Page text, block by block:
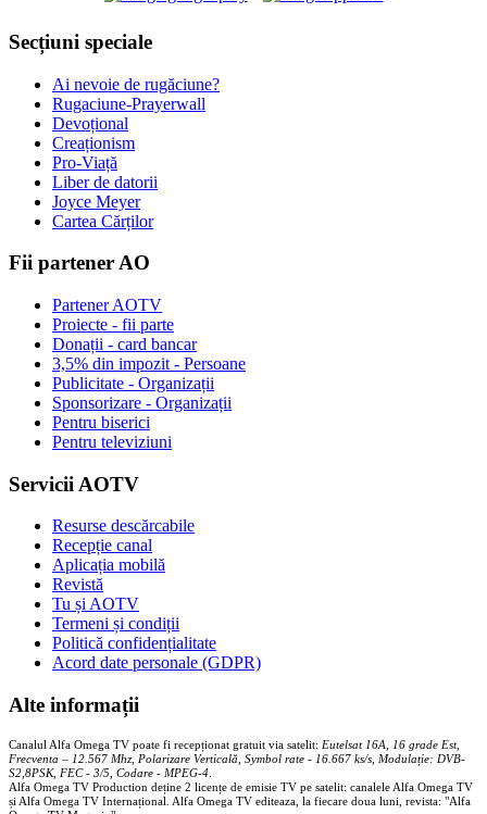
Secțiuni speciale
Ai nevoie de rugăciune?
Rugaciune-Prayerwall
Devoțional
Creaționism
Pro-Viață
Liber de datorii
Joyce Meyer
Cartea Cărților
Fii partener AO
Partener AOTV
Proiecte - fii parte
Donații - card bancar
3,5% din impozit - Persoane
Publicitate - Organizații
Sponsorizare - Organizații
Pentru biserici
Pentru televiziuni
Servicii AOTV
Resurse descărcabile
Recepție canal
Aplicația mobilă
Revistă
Tu și AOTV
Termeni și condiții
Politică confidențialitate
Acord date personale (GDPR)
Alte informații
Canalul Alfa Omega TV poate fi recepționat gratuit via satelit: Eutelsat 16A, 16 grade Est,
Frecventa – 12.567 Mhz, Polarizare Verticală, Symbol rate - 16.667 ks/s, Modulație: DVB-
S2,8PSK, FEC - 3/5, Codare - MPEG-4
Alfa Omega TV Production deține 2 licențe de emisie TV pe satelit: canalele Alfa Omega TV
și Alfa Omega TV Internațional. Alfa Omega TV editeaza, la fiecare doua luni, revista: "Alfa